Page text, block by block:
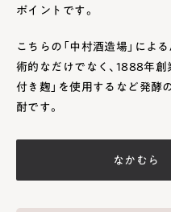
ポイントです。
こちらの「中村酒造場」によ
術的なだけでなく、1888年
付き麹」を使用するなど発酵
酎です。
なかむら